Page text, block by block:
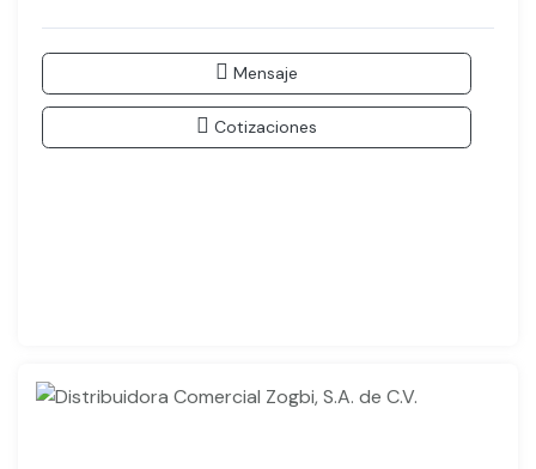
Mensaje
Cotizaciones